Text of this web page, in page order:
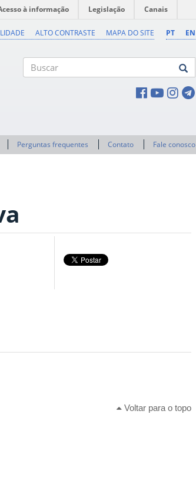
à informação Legislação Canais
PT EN
ALTO CONTRASTE MAPA DO SITE
Perguntas frequentes Contato Fale conosco
Voltar para o topo